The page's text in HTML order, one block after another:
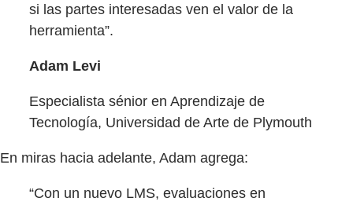
si las partes interesadas ven el valor de la
herramienta”.
Adam Levi
Especialista sénior en Aprendizaje de
Tecnología, Universidad de Arte de Plymouth
En miras hacia adelante, Adam agrega:
“Con un nuevo LMS, evaluaciones en